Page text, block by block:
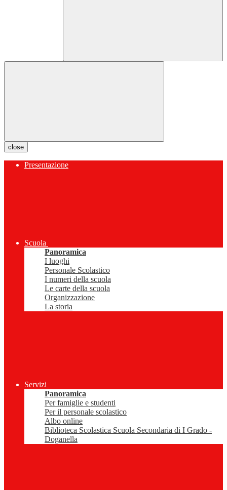
close
Presentazione
Scuola
Panoramica
I luoghi
Personale Scolastico
I numeri della scuola
Le carte della scuola
Organizzazione
La storia
Servizi
Panoramica
Per famiglie e studenti
Per il personale scolastico
Albo online
Biblioteca Scolastica Scuola Secondaria di I Grado -
Doganella